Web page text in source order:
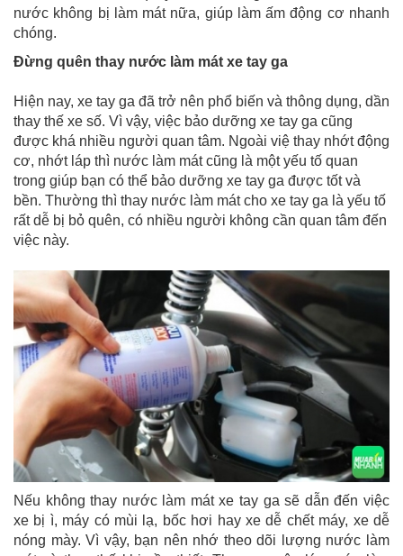
nước không bị làm mát nữa, giúp làm ấm động cơ nhanh
chóng.
Đừng quên thay nước làm mát xe tay ga
Hiện nay, xe tay ga đã trở nên phổ biến và thông dụng, dần
thay thế xe số. Vì vậy, việc bảo dưỡng xe tay ga cũng
được khá nhiều người quan tâm. Ngoài việ thay nhớt động
cơ, nhớt láp thì nước làm mát cũng là một yếu tố quan
trong giúp bạn có thể bảo dưỡng xe tay ga được tốt và
bền. Thường thì thay nước làm mát cho xe tay ga là yếu tố
rất dễ bị bỏ quên, có nhiều người không cần quan tâm đến
việc này.
Nếu không thay nước làm mát xe tay ga sẽ dẫn đến việc
xe bị ì, máy có mùi lạ, bốc hơi hay xe dễ chết máy, xe dễ
nóng mày. Vì vậy, bạn nên nhớ theo dõi lượng nước làm